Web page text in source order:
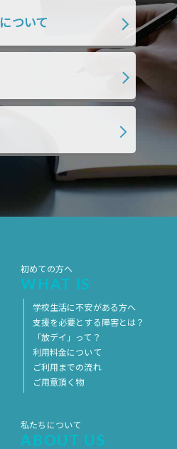
月 2018年2月
月
月 2017年8月
2017年5月
ついて
初めての方へ
WHAT IS
学校生活に不安がある方へ
支援を必要とする障害とは？
「放デイ」って？
利用料金について
ご利用までの流れ
ご用意頂く物
私たちについて
ABOUT US